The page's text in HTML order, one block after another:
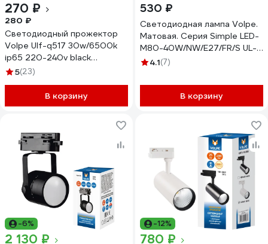
270 ₽
280 ₽
Светодиодный прожектор
Volpe Ulf-q517 30w/6500k
ip65 220-240v black
дневной свет (6500к).
00010720
5(23)
В корзину
530 ₽
Светодиодная лампа Volpe.
Матовая. Серия Simple LED-
M80-40W/NW/E27/FR/S UL-
00002905
4.1(7)
В корзину
-6%
2 130 ₽
-12%
780 ₽